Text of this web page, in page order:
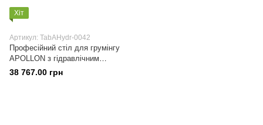
Хіт
Артикул: TabAHydr-0042
Професійний стіл для грумінгу
APOLLON з гідравлічним
підйомником
38 767.00 грн